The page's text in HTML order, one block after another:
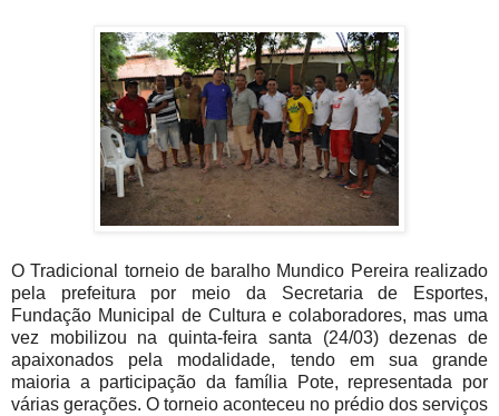
O Tradicional torneio de baralho Mundico Pereira realizado
pela prefeitura por meio da Secretaria de Esportes,
Fundação Municipal de Cultura e colaboradores, mas uma
vez mobilizou na quinta-feira santa (24/03) dezenas de
apaixonados pela modalidade, tendo em sua grande
maioria a participação da família Pote, representada por
várias gerações. O torneio aconteceu no prédio dos serviços